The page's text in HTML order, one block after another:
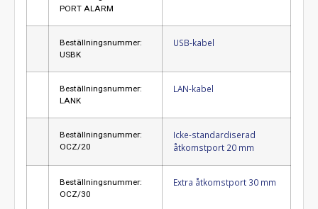
PORT ALARM
Beställningsnummer:
USBK
USB-kabel
Beställningsnummer:
LANK
LAN-kabel
Beställningsnummer:
OCZ/20
Icke-standardiserad
åtkomstport 20 mm
Beställningsnummer:
OCZ/30
Extra åtkomstport 30 mm